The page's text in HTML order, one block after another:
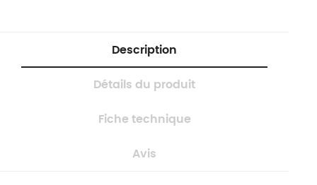
Description
Détails du produit
Fiche technique
Avis